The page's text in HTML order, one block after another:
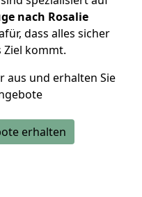
nach Rosalie
dass alles sicher
kommt.
aus und erhalten Sie
erhalten